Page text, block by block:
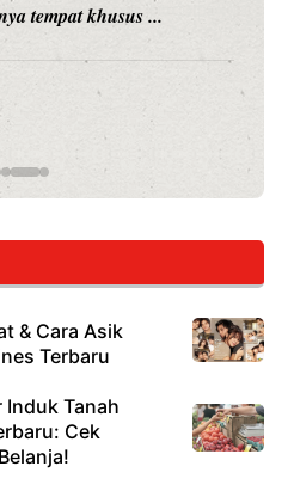
tempat khusus ...
& Cara Asik
Terbaru
Induk Tanah
Cek